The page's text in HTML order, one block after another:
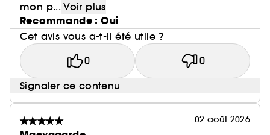
mon p... Voir plus
Recommande : Oui
Cet avis vous a-t-il été utile ?
0 0
Signaler ce contenu
02 août 2026